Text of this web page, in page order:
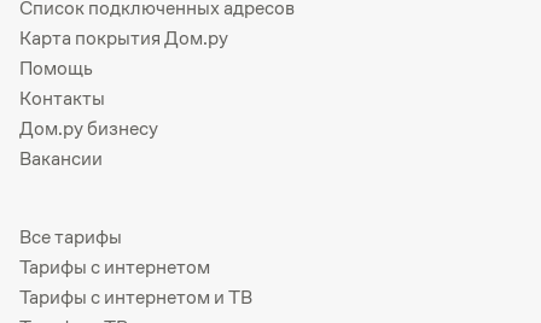
Список подключенных адресов
Карта покрытия Дом.ру
Помощь
Контакты
Дом.ру бизнесу
Вакансии
Все тарифы
Тарифы с интернетом
Тарифы с интернетом и ТВ